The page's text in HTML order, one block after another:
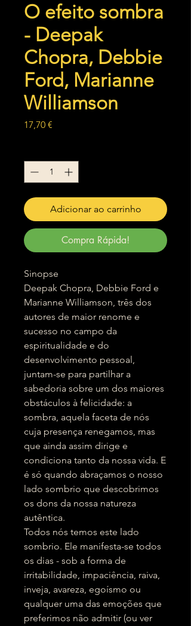
O efeito sombra
- Deepak
Chopra, Debbie
Ford, Marianne
Williamson
17,70 €
Adicionar ao carrinho
Compra Rápida!
Sinopse
Deepak Chopra, Debbie Ford e
Marianne Williamson, três dos
autores de maior renome e
sucesso no campo da
espiritualidade e do
desenvolvimento pessoal,
juntam-se para partilhar a
sabedoria sobre um dos maiores
obstáculos à felicidade: a
sombra, aquela faceta de nós
cuja presença renegamos, mas
que ainda assim dirige e
condiciona tanto da nossa vida. E
é só quando abraçamos o nosso
lado sombrio que descobrimos
os dons da nossa natureza
autêntica.
Todos nós temos este lado
sombrio. Ele manifesta-se todos
os dias - sob a forma de
irritabilidade, impaciência, raiva,
inveja, avareza, egoísmo ou
qualquer uma das emoções que
preferimos não admitir (ou ver